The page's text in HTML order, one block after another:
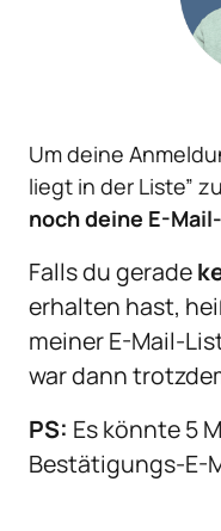
Um deine
nochdeine E-
Falls du gerade
erhalten hast,
meiner E-Mail-
war dann
PS: Es könnte 5
Bestätigungs-E-